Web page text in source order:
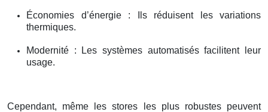
Économies d’énergie : Ils réduisent les variations
thermiques.
Modernité : Les systèmes automatisés facilitent leur
usage.
Cependant, même les stores les plus robustes peuvent